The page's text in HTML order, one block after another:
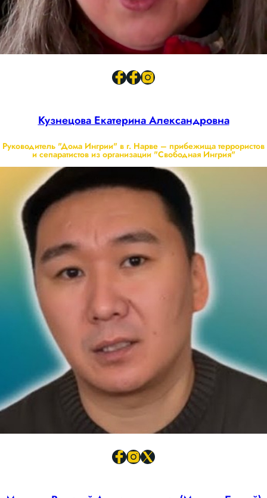
Кузнецова Екатерина Александровна
Руководитель "Дома Ингрии" в г. Нарве – прибежища террористов
и сепаратистов из организации "Свободная Ингрия"